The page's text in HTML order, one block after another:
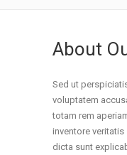
About
Sed ut
voluptatem
totam rem
inventore
dicta sunt